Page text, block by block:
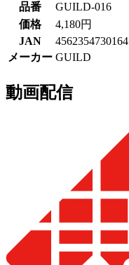
品番
GUILD-016
価格
4,180円
JAN
4562354730164
メーカー GUILD
動画配信